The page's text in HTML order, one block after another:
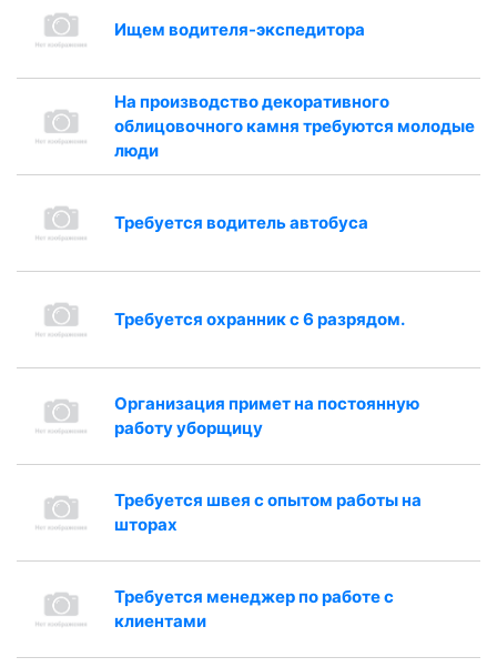
Ищем водителя-экспедитора
На производство декоративного
облицовочного камня требуются молодые
люди
Требуется водитель автобуса
Требуется охранник с 6 разрядом.
Организация примет на постоянную
работу уборщицу
Требуется швея с опытом работы на
шторах
Требуется менеджер по работе с
клиентами